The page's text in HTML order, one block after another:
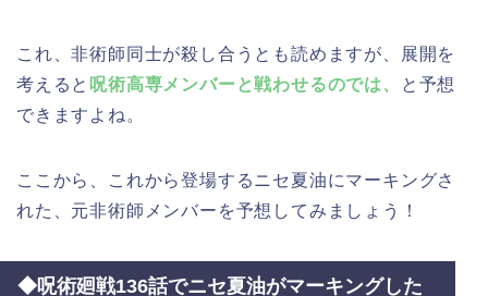
これ、非術師同士が殺し合うとも読めますが、展開を
考えると 呪術高専メンバーと戦わせるのでは、
と予想
できますよね。
ここから、これから登場するニセ夏油にマーキングさ
れた、元非術師メンバーを予想してみましょう！
◆呪術廻戦136話でニセ夏油がマーキングした